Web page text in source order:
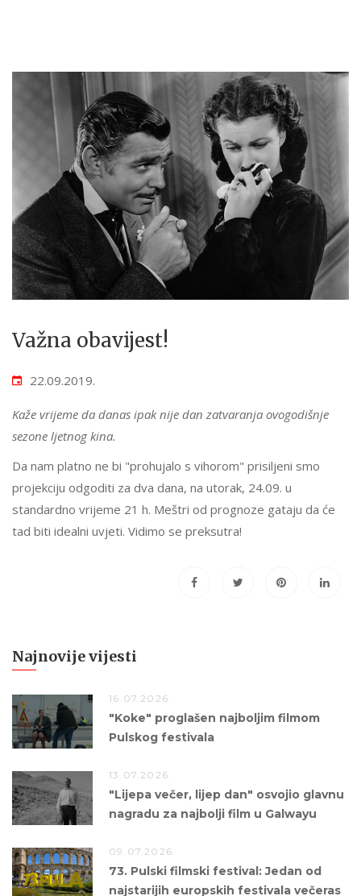
Važna obavijest!
22.09.2019.
Kaže vrijeme da danas ipak nije dan zatvaranja ovogodišnje
sezone ljetnog kina.
Da nam platno ne bi "prohujalo s vihorom" prisiljeni smo
projekciju odgoditi za dva dana, na utorak, 24.09. u
standardno vrijeme 21 h. Meštri od prognoze gataju da će
tad biti idealni uvjeti. Vidimo se preksutra!
Najnovije vijesti
16.07.2026.
"Koke" proglašen najboljim filmom
Pulskog festivala
13.07.2026.
"Lijepa večer, lijep dan" osvojio glavnu
nagradu za najbolji film u Galwayu
09.07.2026.
73. Pulski filmski festival: Jedan od
najstarijih europskih festivala večeras